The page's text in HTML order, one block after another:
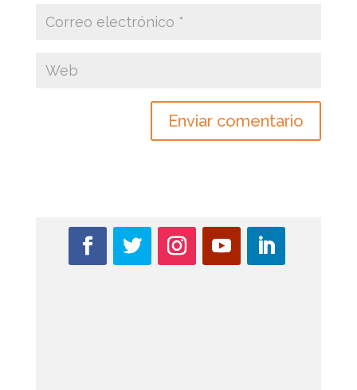
Enviar comentario